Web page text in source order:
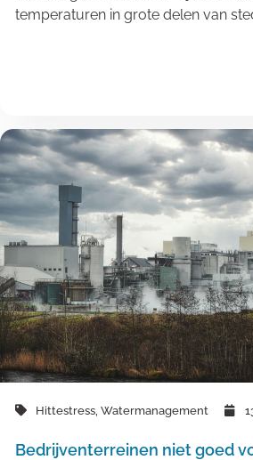
temperaturen in grote delen van
Hittestress Watermanagement
Bedrijventerreinen niet goed